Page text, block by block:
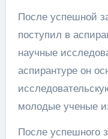
После успешной
поступил в
научные
аспирантуре он
молодые ученые
После успешного